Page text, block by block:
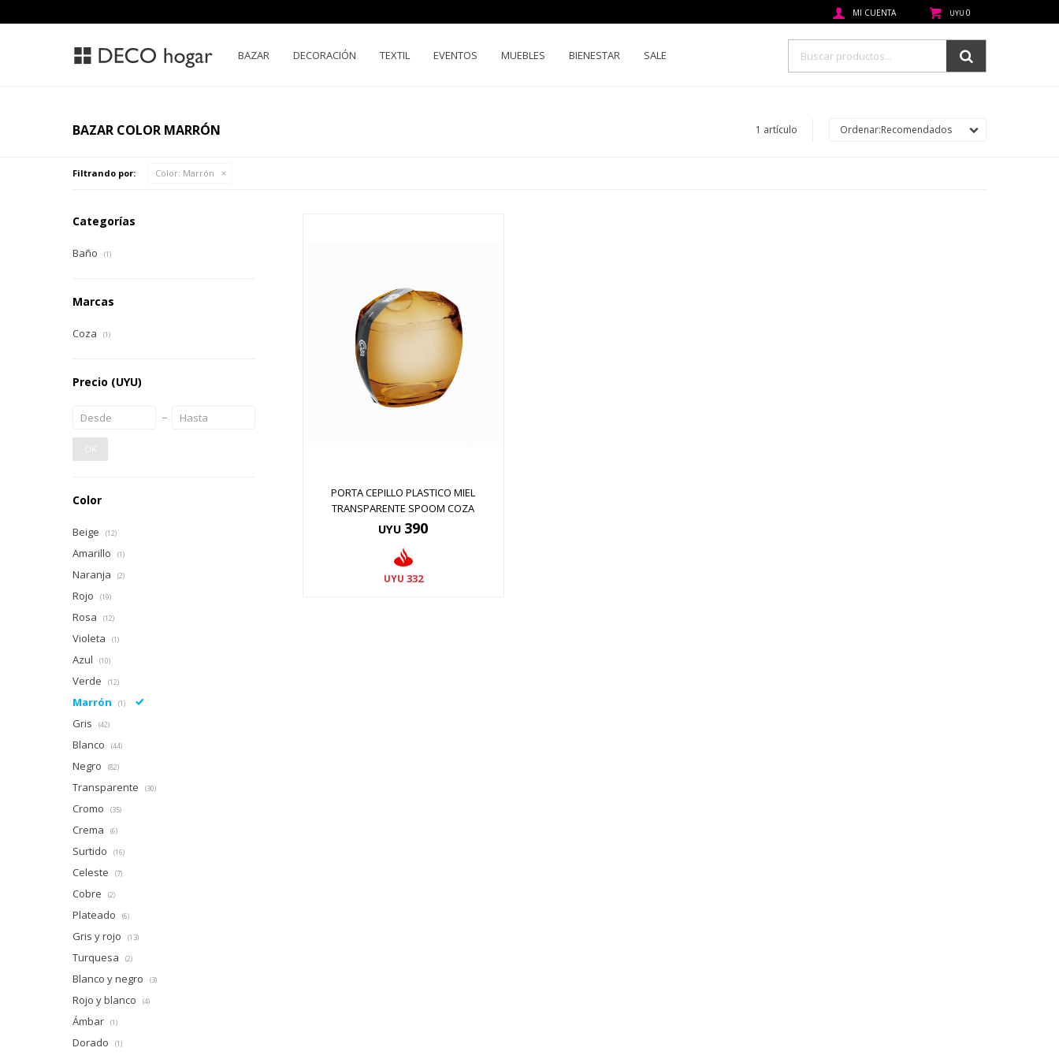
BAZAR DECORACIÓN TEXTIL EVENTOS MUEBLES BIENESTAR SALE
UYU 0
BAZAR COLOR MARRÓN 1 artículo Recomendados
Filtrando por: Color: Marrón
PORTA CEPILLO PLASTICO MIEL
TRANSPARENTE SPOOM COZA
UYU 390
UYU 332
Categorías
Baño (1)
Marcas
Coza (1)
Precio (UYU)
OK
Color
Beige (12)
Amarillo (1)
Naranja (2)
Rojo (19)
Rosa (12)
Violeta (1)
Azul (10)
Verde (12)
Marrón (1)
Gris (42)
Blanco (44)
Negro (82)
Transparente (30)
Cromo (35)
Crema (6)
Surtido (16)
Celeste (7)
Cobre (2)
Plateado (6)
Gris y rojo (13)
Turquesa (2)
Blanco y negro (3)
Rojo y blanco (4)
Ámbar (1)
Dorado (1)